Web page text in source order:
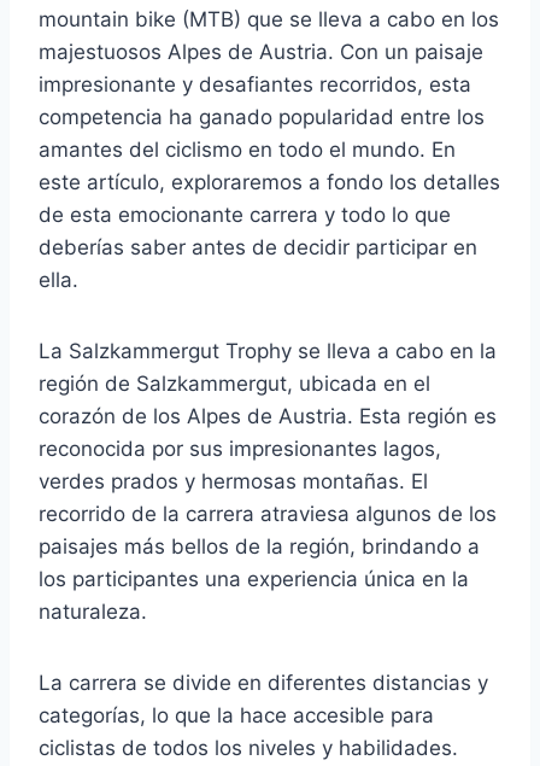
mountain bike (MTB) que se lleva a cabo en los
majestuosos Alpes de Austria. Con un paisaje
impresionante y desafiantes recorridos, esta
competencia ha ganado popularidad entre los
amantes del ciclismo en todo el mundo. En
este artículo, exploraremos a fondo los detalles
de esta emocionante carrera y todo lo que
deberías saber antes de decidir participar en
ella.
La Salzkammergut Trophy se lleva a cabo en la
región de Salzkammergut, ubicada en el
corazón de los Alpes de Austria. Esta región es
reconocida por sus impresionantes lagos,
verdes prados y hermosas montañas. El
recorrido de la carrera atraviesa algunos de los
paisajes más bellos de la región, brindando a
los participantes una experiencia única en la
naturaleza.
La carrera se divide en diferentes distancias y
categorías, lo que la hace accesible para
ciclistas de todos los niveles y habilidades.